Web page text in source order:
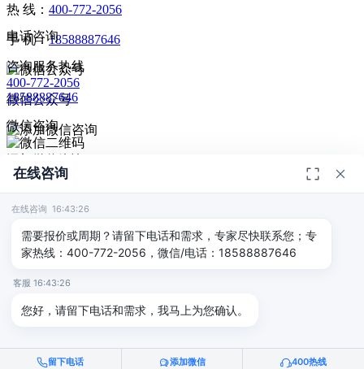
热 线： 400-772-2056
手 机：18588887646
微信公众号
© 2026深圳市德恺检测有限公司版权所有 -宣传册|粤ICP备
2025393459号-1
电话咨询
咨询服务热线
400-772-2056
18588887646
微信咨询
扫码添加微信咨询
给我回电
在线咨询
在线咨询 16:43:26
需要报价或周期？请留下电话和需求，专家尽快联系您；专
家热线：400-772-2056，微信/电话：18588887646
客服 16:43:26
您好，请留下电话和需求，我马上为您确认。
留下电话 添加微信 400热线